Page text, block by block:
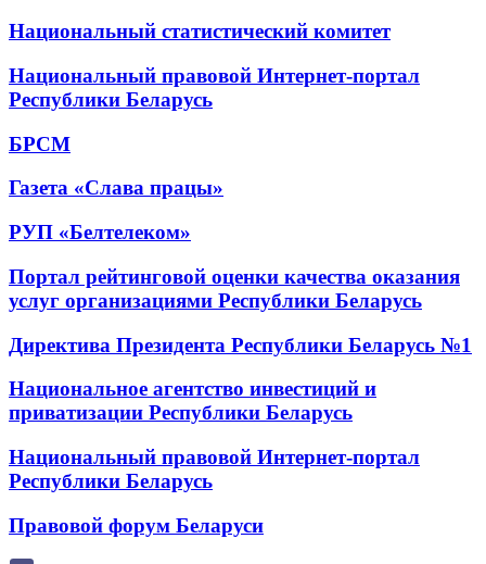
Национальный статистический комитет
Национальный правовой Интернет-портал
Республики Беларусь
БРСМ
Газета «Слава працы»
РУП «Белтелеком»
Портал рейтинговой оценки качества оказания
услуг организациями Республики Беларусь
Директива Президента Республики Беларусь №1
Национальное агентство инвестиций и
приватизации Республики Беларусь
Национальный правовой Интернет-портал
Республики Беларусь
Правовой форум Беларуси